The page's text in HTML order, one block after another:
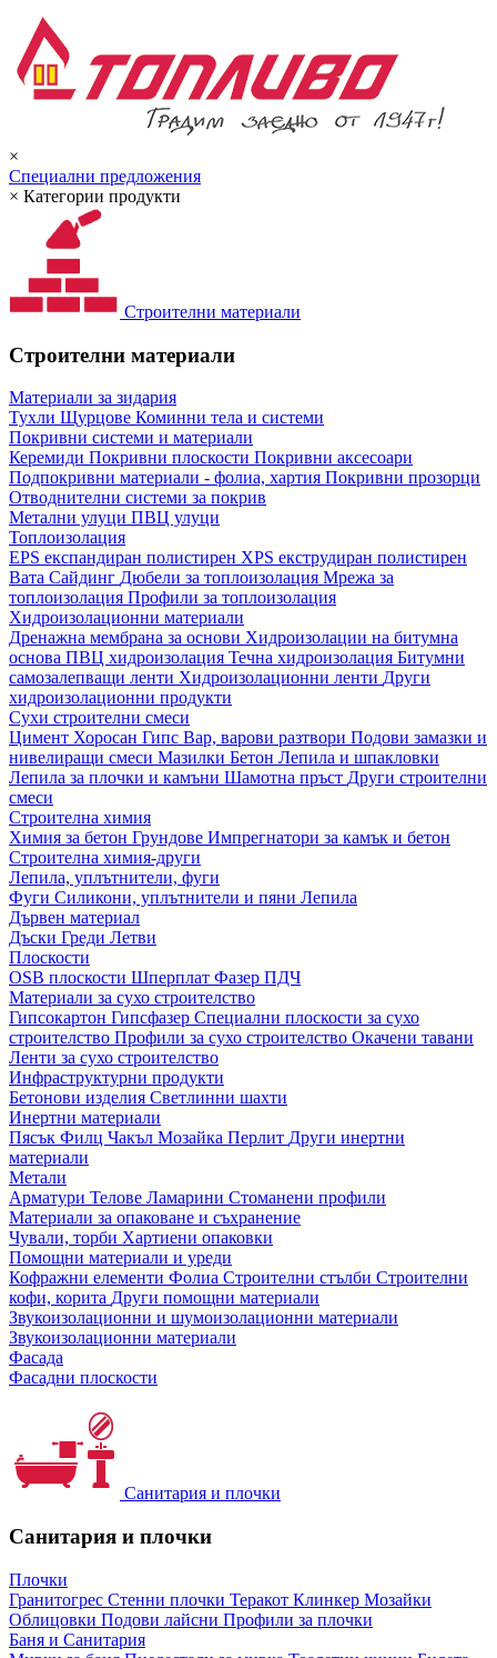
×
Специални предложения
× Категории продукти
Строителни материали
Строителни материали
Материали за зидария
Тухли Щурцове Коминни тела и системи
Покривни системи и материали
Керемиди Покривни плоскости Покривни аксесоари
Подпокривни материали - фолиа, хартия Покривни прозорци
Отводнителни системи за покрив
Метални улуци ПВЦ улуци
Топлоизолация
EPS експандиран полистирен XPS екструдиран полистирен
Вата Сайдинг Дюбели за топлоизолация Мрежа за
топлоизолация Профили за топлоизолация
Хидроизолационни материали
Дренажна мембрана за основи Хидроизолации на битумна
основа ПВЦ хидроизолация Течна хидроизолация Битумни
самозалепващи ленти Хидроизолационни ленти Други
хидроизолационни продукти
Сухи строителни смеси
Цимент Хоросан Гипс Вар, варови разтвори Подови замазки и
нивелиращи смеси Мазилки Бетон Лепила и шпакловки
Лепила за плочки и камъни Шамотна пръст Други строителни
смеси
Строителна химия
Химия за бетон Грундове Импрегнатори за камък и бетон
Строителна химия-други
Лепила, уплътнители, фуги
Фуги Силикони, уплътнители и пяни Лепила
Дървен материал
Дъски Греди Летви
Плоскости
OSB плоскости Шперплат Фазер ПДЧ
Материали за сухо строителство
Гипсокартон Гипсфазер Специални плоскости за сухо
строителство Профили за сухо строителство Окачени тавани
Ленти за сухо строителство
Инфраструктурни продукти
Бетонови изделия Светлинни шахти
Инертни материали
Пясък Филц Чакъл Мозайкa Перлит Други инертни
материали
Метали
Арматури Телове Ламарини Стоманени профили
Материали за опаковане и съхранение
Чували, торби Хартиени опаковки
Помощни материали и уреди
Кофражни елементи Фолиа Строителни стълби Строителни
кофи, корита Други помощни материали
Звукоизолационни и шумоизолационни материали
Звукоизолационни материали
Фасада
Фасадни плоскости
Санитария и плочки
Санитария и плочки
Плочки
Гранитогрес Стенни плочки Теракот Клинкер Мозайки
Облицовки Подови лайсни Профили за плочки
Баня и Санитария